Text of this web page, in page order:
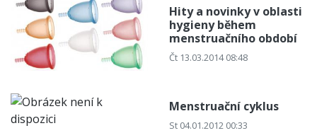
Hity a novinky v oblasti
hygieny během
menstruačního období
Čt 13.03.2014 08:48
Menstruační cyklus
St 04.01.2012 00:33